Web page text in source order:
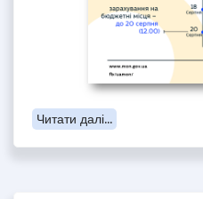
Читати далі...